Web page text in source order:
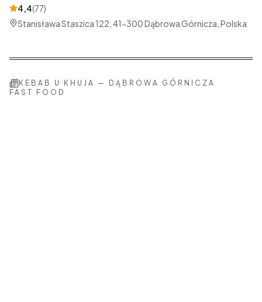
4,4(77)
Stanisława Staszica 122, 41-300 Dąbrowa Górnicza, Polska
KEBAB U KHUJA —
DĄBROWA GÓRNICZA
FAST FOOD